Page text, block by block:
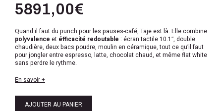
5891,00€
Quand il faut du punch pour les pauses-café, Taje est là. Elle combine
polyvalence et éfficacité redoutable : écran tactile 10.1″, double
chaudière, deux bacs poudre, moulin en céramique, tout ce qu’il faut
pour jongler entre espresso, latte, chocolat chaud, et même flat white
sans perdre le rythme.
En savoir +
AJOUTER AU PANIER